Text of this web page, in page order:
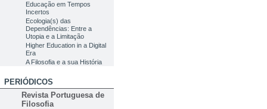
Educação em Tempos
Incertos
Ecologia(s) das
Dependências: Entre a
Utopia e a Limitação
Higher Education in a Digital
Era
A Filosofia e a sua História
PERIÓDICOS
Revista Portuguesa de
Filosofia